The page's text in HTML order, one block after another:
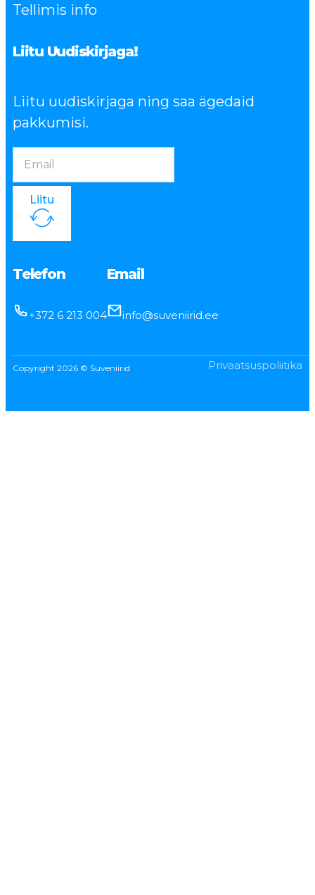
Tellimis info
Liitu Uudiskirjaga!
Liitu uudiskirjaga ning saa ägedaid
pakkumisi.
Liitu
Telefon
+372 6 213 004
Email
info@suveniirid.ee
Copyright 2026 © Suveniirid Privaatsuspoliitika